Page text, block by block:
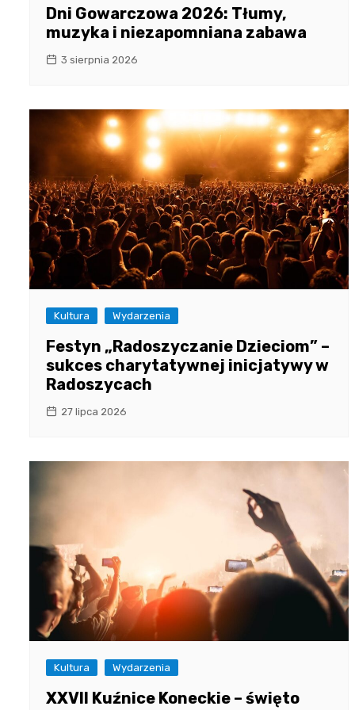
Dni Gowarczowa 2026: Tłumy,
muzyka i niezapomniana zabawa
3 sierpnia 2026
Kultura Wydarzenia
Festyn „Radoszyczanie Dzieciom” –
sukces charytatywnej inicjatywy w
Radoszycach
27 lipca 2026
Kultura Wydarzenia
XXVII Kuźnice Koneckie – święto